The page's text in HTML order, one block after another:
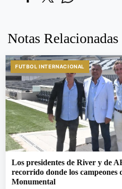
Notas Relacionadas
FUTBOL INTERNACIONAL
Los presidentes de River y de
recorrido donde los campeones
Monumental